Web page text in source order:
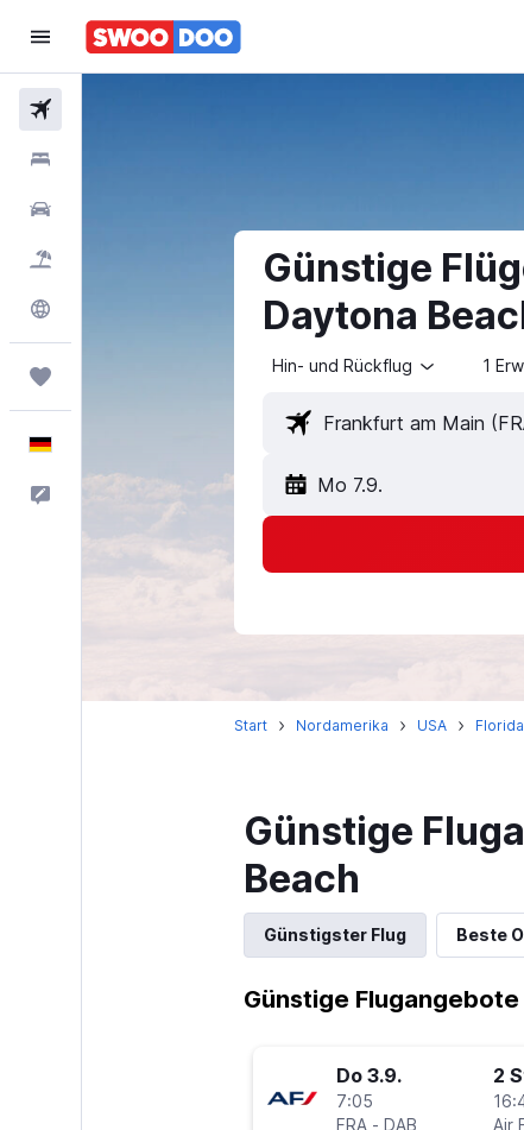
Günstige
Daytona
Hin- und Rückflug 1
Mo 7.9.
Start Nordamerika USA Florida
Günstige
Beach
Günstigster Flug Beste
Günstige
Do 3.9.
7:05
FRA- DAB
2
Air